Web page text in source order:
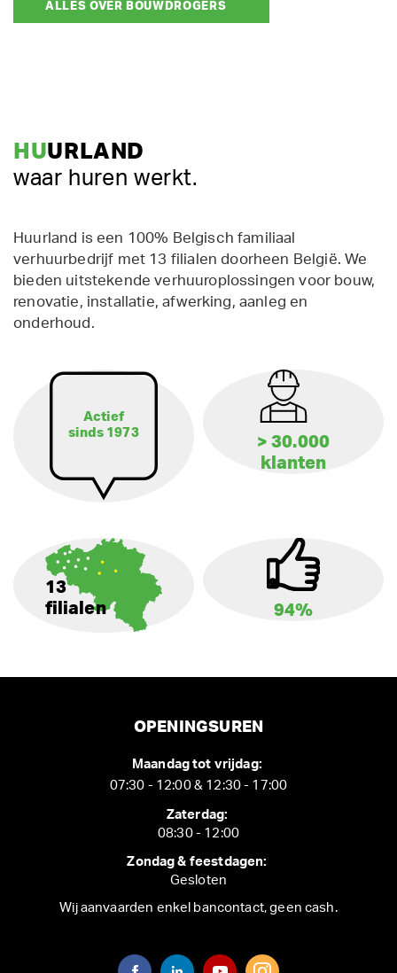
ALLES OVER BOUWDROGERS
HUURLAND
waar huren werkt.
Huurland is een 100% Belgisch familiaal
verhuurbedrijf met 13 filialen doorheen België. We
bieden uitstekende verhuuroplossingen voor bouw,
renovatie, installatie, afwerking, aanleg en
onderhoud.
Actief
sinds 1973
> 30.000
klanten
13
filialen
94%
OPENINGSUREN
Maandag tot vrijdag:
07:30 - 12:00 & 12:30 - 17:00
Zaterdag:
08:30 - 12:00
Zondag & feestdagen:
Gesloten
Wij aanvaarden enkel bancontact, geen cash.